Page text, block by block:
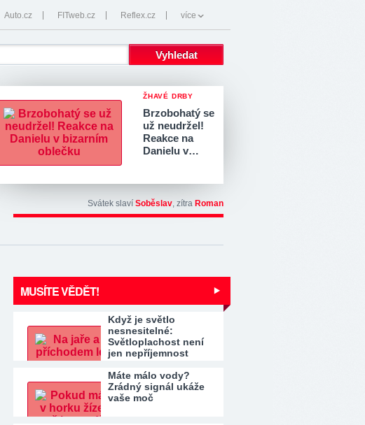
Auto.cz FITweb.cz Reflex.cz více
ŽHAVÉ DRBY
Brzobohatý se
už neudržel!
Reakce na
Danielu v…
Svátek slaví Soběslav, zítra Roman
MUSÍTE VĚDĚT!
Když je světlo
nesnesitelné:
Světloplachost není
jen nepříjemnost
Máte málo vody?
Zrádný signál ukáže
vaše moč